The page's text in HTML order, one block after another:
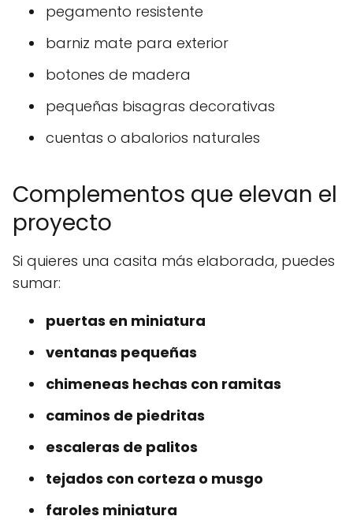
pegamento resistente
barniz mate para exterior
botones de madera
pequeñas bisagras decorativas
cuentas o abalorios naturales
Complementos que elevan el
proyecto
Si quieres una casita más elaborada, puedes
sumar:
puertas en miniatura
ventanas pequeñas
chimeneas hechas con ramitas
caminos de piedritas
escaleras de palitos
tejados con corteza o musgo
faroles miniatura